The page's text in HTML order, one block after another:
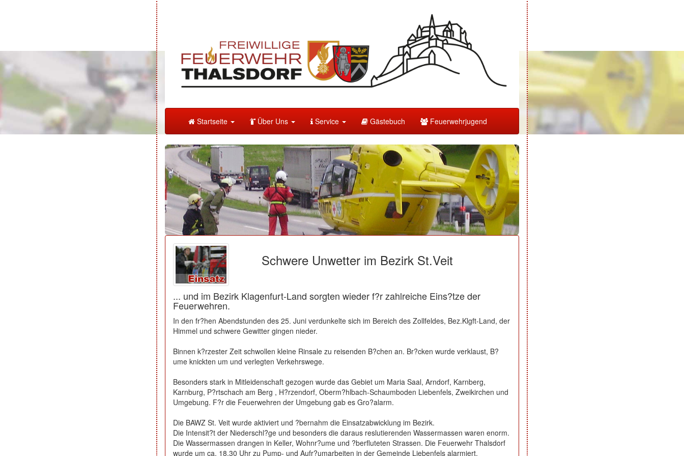
Startseite Über Uns Service Gästebuch Feuerwehrjugend
Schwere Unwetter im Bezirk St.Veit
... und im Bezirk Klagenfurt-Land sorgten wieder f?r zahlreiche Eins?tze der
Feuerwehren.
In den fr?hen Abendstunden des 25. Juni verdunkelte sich im Bereich des Zollfeldes, Bez.Klgft-Land, der
Himmel und schwere Gewitter gingen nieder.
Binnen k?rzester Zeit schwollen kleine Rinsale zu reisenden B?chen an. Br?cken wurde verklaust, B?
ume knickten um und verlegten Verkehrswege.
Besonders stark in Mitleidenschaft gezogen wurde das Gebiet um Maria Saal, Arndorf, Karnberg,
Karnburg, P?rtschach am Berg , H?rzendorf, Oberm?hlbach-Schaumboden Liebenfels, Zweikirchen und
Umgebung. F?r die Feuerwehren der Umgebung gab es Gro?alarm.
Die BAWZ St. Veit wurde aktiviert und ?bernahm die Einsatzabwicklung im Bezirk.
Die Intensit?t der Niederschl?ge und besonders die daraus reslutierenden Wassermassen waren enorm.
Die Wassermassen drangen in Keller, Wohnr?ume und ?berfluteten Strassen. Die Feuerwehr Thalsdorf
wurde um ca. 18.30 Uhr zu Pump- und Aufr?umarbeiten in der Gemeinde Liebenfels alarmiert.